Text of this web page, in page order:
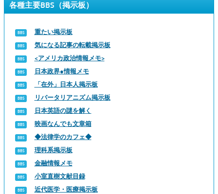
各種主要BBS（掲示板）
重たい掲示板
気になる記事の転載掲示板
<アメリカ政治情報メモ>
日本政界●情報メモ
「在外」日本人掲示板
リバータリアニズム掲示板
日本英語の謎を解く
映画なんでも文章箱
◆法律学のカフェ◆
理科系掲示板
金融情報メモ
小室直樹文献目録
近代医学・医療掲示板